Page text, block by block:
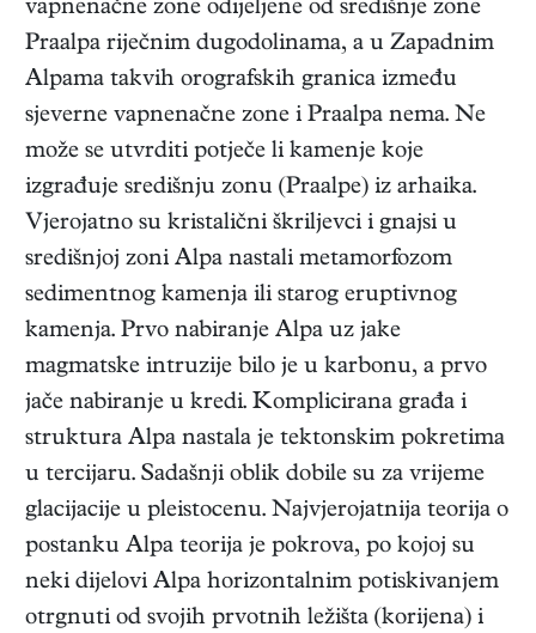
vapnenačne zone odijeljene od središnje zone
Praalpa riječnim dugodolinama, a u Zapadnim
Alpama takvih orografskih granica između
sjeverne vapnenačne zone i Praalpa nema. Ne
može se utvrditi potječe li kamenje koje
izgrađuje središnju zonu (Praalpe) iz arhaika.
Vjerojatno su kristalični škriljevci i gnajsi u
središnjoj zoni Alpa nastali metamorfozom
sedimentnog kamenja ili starog eruptivnog
kamenja. Prvo nabiranje Alpa uz jake
magmatske intruzije bilo je u karbonu, a prvo
jače nabiranje u kredi. Komplicirana građa i
struktura Alpa nastala je tektonskim pokretima
u tercijaru. Sadašnji oblik dobile su za vrijeme
glacijacije u pleistocenu. Najvjerojatnija teorija o
postanku Alpa teorija je pokrova, po kojoj su
neki dijelovi Alpa horizontalnim potiskivanjem
otrgnuti od svojih prvotnih ležišta (korijena) i